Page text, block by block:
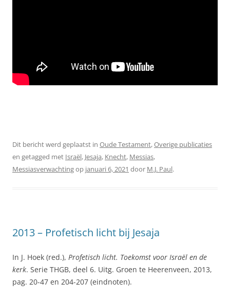
Dit bericht werd geplaatst in Oude Testament,Overige publicaties
en getagged met Israël, Jesaja, Knecht, Messias,
Messiasverwachtingop januari 6, 2021 door M.J. Paul.
2013 – Profetisch licht bij Jesaja
In J. Hoek (red.), Profetisch licht. Toekomst voor Israël en de
kerk. Serie THGB, deel 6. Uitg. Groen te Heerenveen, 2013,
pag. 20-47 en 204-207 (eindnoten).